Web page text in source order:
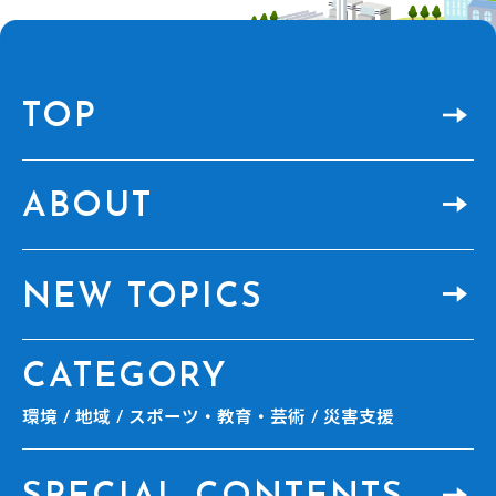
TOP
ABOUT
NEW TOPICS
CATEGORY
環境 地域 スポーツ・教育・芸術 災害支援